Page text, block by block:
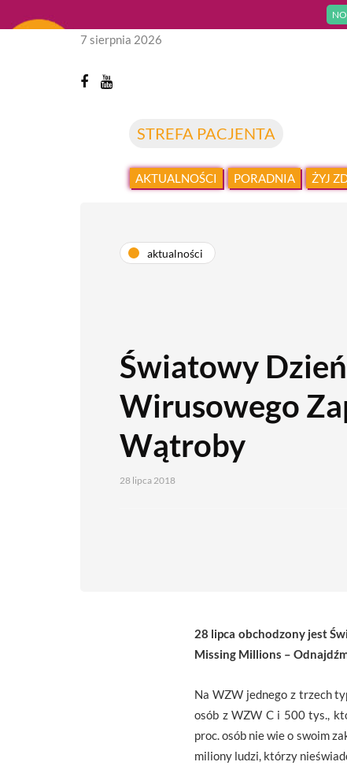
STREFA PACJENTA
7 sierpnia 2026
AKTUALNOŚCI PORADNIA ŻYJ
aktualności
Światowy Dzień
Wirusowego
Wątroby
28 lipca 2018
28 lipca obchodzony jest
Missing Millions –
Na WZW jednego z trzech
osób z WZW C i 500 tys.,
proc. osób nie wie o swoim
miliony ludzi, którzy